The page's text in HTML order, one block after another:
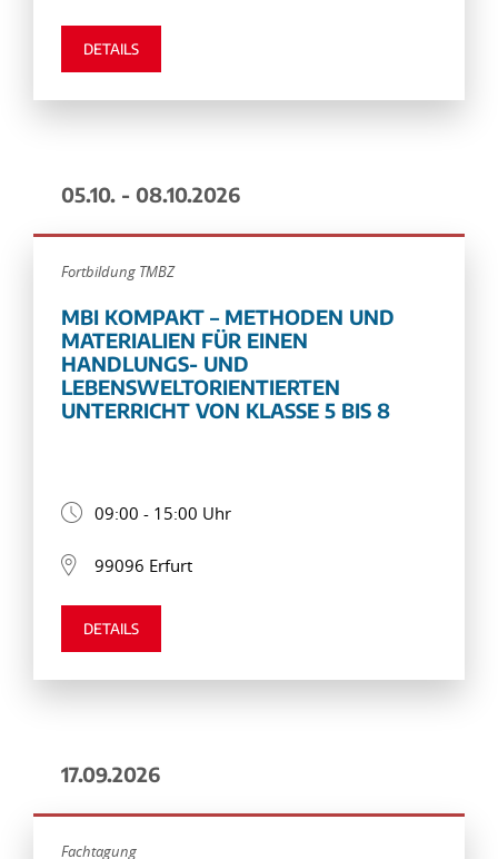
DETAILS
05.10. - 08.10.2026
Fortbildung TMBZ
MBI KOMPAKT – METHODEN UND
MATERIALIEN FÜR EINEN
HANDLUNGS- UND
LEBENSWELTORIENTIERTEN
UNTERRICHT VON KLASSE 5 BIS 8
09:00 - 15:00 Uhr
99096 Erfurt
DETAILS
17.09.2026
Fachtagung